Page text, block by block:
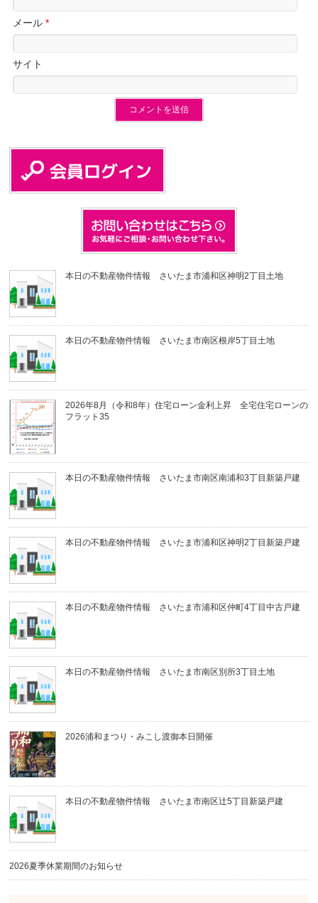
メール*
サイト
本日の不動産物件情報 さいたま市浦和区神明2丁目土地
本日の不動産物件情報 さいたま市南区根岸5丁目土地
2026年8月（令和8年）住宅ローン金利上昇 全宅住宅ローンの
フラット35
本日の不動産物件情報 さいたま市南区南浦和3丁目新築戸建
本日の不動産物件情報 さいたま市浦和区神明2丁目新築戸建
本日の不動産物件情報 さいたま市浦和区仲町4丁目中古戸建
本日の不動産物件情報 さいたま市南区別所3丁目土地
2026浦和まつり・みこし渡御本日開催
本日の不動産物件情報 さいたま市南区辻5丁目新築戸建
2026夏季休業期間のお知らせ